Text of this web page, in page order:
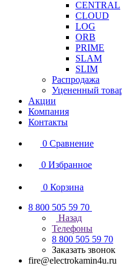
CENTRAL
CLOUD
LOG
ORB
PRIME
SLAM
SLIM
Распродажа
Уцененный
Акции
Компания
Контакты
0 Сравнение
0 Избранное
0 Корзина
8 800 505 59 70
Назад
Телефоны
8 800 505 59 70
Заказать звонок
fire@electrokamin4u.ru